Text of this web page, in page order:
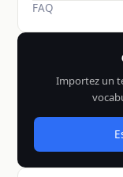
FAQ
Importez un